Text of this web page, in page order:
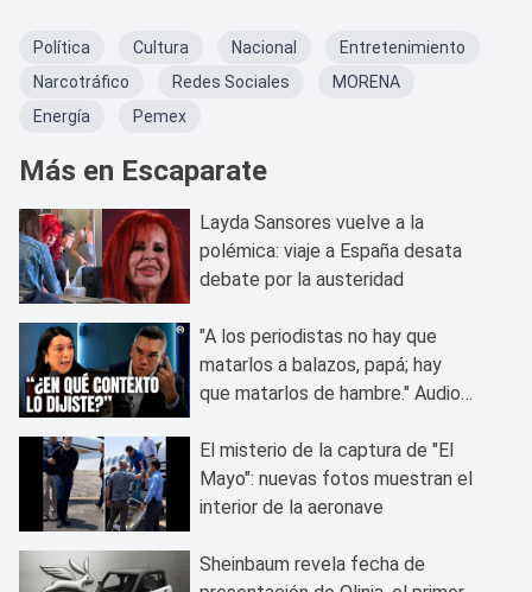
Política Cultura Nacional
Entretenimiento
Narcotráfico
Redes Sociales
MORENA
Energía
Pemex
Más en Escaparate
Layda Sansores vuelve a la
polémica: viaje a España desata
debate por la austeridad
"A los periodistas no hay que
matarlos a balazos, papá; hay
que matarlos de hambre." Audios
Moreno
El misterio de la captura de "El
Mayo": nuevas fotos muestran el
interior de la aeronave
Sheinbaum revela fecha de